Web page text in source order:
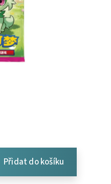
Přidat do košíku